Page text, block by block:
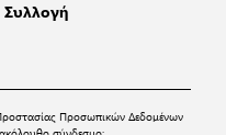
Προσωπικών Δεδομένων